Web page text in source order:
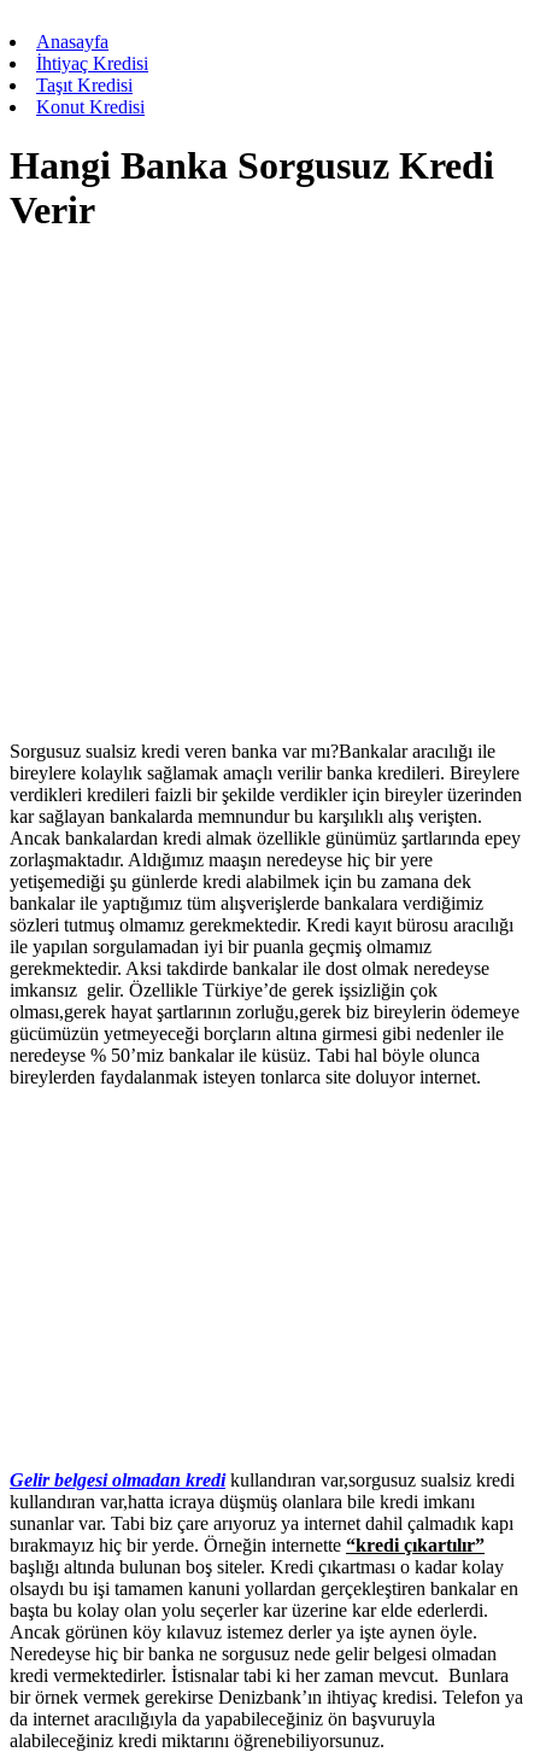
Anasayfa
İhtiyaç Kredisi
Taşıt Kredisi
Konut Kredisi
Hangi Banka Sorgusuz Kredi
Verir
Sorgusuz sualsiz kredi veren banka var mı?Bankalar aracılığı ile
bireylere kolaylık sağlamak amaçlı verilir banka kredileri. Bireylere
verdikleri kredileri faizli bir şekilde verdikler için bireyler üzerinden
kar sağlayan bankalarda memnundur bu karşılıklı alış verişten.
Ancak bankalardan kredi almak özellikle günümüz şartlarında epey
zorlaşmaktadır. Aldığımız maaşın neredeyse hiç bir yere
yetişemediği şu günlerde kredi alabilmek için bu zamana dek
bankalar ile yaptığımız tüm alışverişlerde bankalara verdiğimiz
sözleri tutmuş olmamız gerekmektedir. Kredi kayıt bürosu aracılığı
ile yapılan sorgulamadan iyi bir puanla geçmiş olmamız
gerekmektedir. Aksi takdirde bankalar ile dost olmak neredeyse
imkansız gelir. Özellikle Türkiye’de gerek işsizliğin çok
olması,gerek hayat şartlarının zorluğu,gerek biz bireylerin ödemeye
gücümüzün yetmeyeceği borçların altına girmesi gibi nedenler ile
neredeyse % 50’miz bankalar ile küsüz. Tabi hal böyle olunca
bireylerden faydalanmak isteyen tonlarca site doluyor internet.
Gelir belgesi olmadan kredikullandıran var,sorgusuz sualsiz kredi
kullandıran var,hatta icraya düşmüş olanlara bile kredi imkanı
sunanlar var. Tabi biz çare arıyoruz ya internet dahil çalmadık kapı
bırakmayız hiç bir yerde. Örneğin internette “kredi çıkartılır”
başlığı altında bulunan boş siteler. Kredi çıkartması o kadar kolay
olsaydı bu işi tamamen kanuni yollardan gerçekleştiren bankalar en
başta bu kolay olan yolu seçerler kar üzerine kar elde ederlerdi.
Ancak görünen köy kılavuz istemez derler ya işte aynen öyle.
Neredeyse hiç bir banka ne sorgusuz nede gelir belgesi olmadan
kredi vermektedirler. İstisnalar tabi ki her zaman mevcut. Bunlara
bir örnek vermek gerekirse Denizbank’ın ihtiyaç kredisi. Telefon ya
da internet aracılığıyla da yapabileceğiniz ön başvuruyla
alabileceğiniz kredi miktarını öğrenebiliyorsunuz.